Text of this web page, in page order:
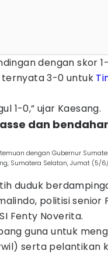
dengan skor
ternyata 3-0 untuk
1-0,” ujar Kaesang.
dan
dengan Gubernur
Sumatera Selatan, Jumat
duduk
politisi senior
Fenty Noverita.
guna untuk
serta pelantikan